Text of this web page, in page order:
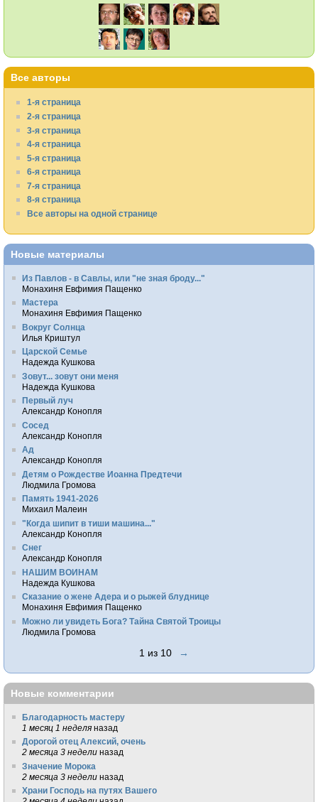
Все авторы
1-я страница
2-я страница
3-я страница
4-я страница
5-я страница
6-я страница
7-я страница
8-я страница
Все авторы на одной странице
Новые материалы
Из Павлов - в Савлы, или "не зная броду..."
Монахиня Евфимия Пащенко
Мастера
Монахиня Евфимия Пащенко
Вокруг Солнца
Илья Криштул
Царской Семье
Надежда Кушкова
Зовут... зовут они меня
Надежда Кушкова
Первый луч
Александр Конопля
Сосед
Александр Конопля
Ад
Александр Конопля
Детям о Рождестве Иоанна Предтечи
Людмила Громова
Память 1941-2026
Михаил Малеин
"Когда шипит в тиши машина..."
Александр Конопля
Снег
Александр Конопля
НАШИМ ВОИНАМ
Надежда Кушкова
Сказание о жене Адера и о рыжей блуднице
Монахиня Евфимия Пащенко
Можно ли увидеть Бога? Тайна Святой Троицы
Людмила Громова
1 из 10 →
Новые комментарии
Благодарность мастеру
1 месяц 1 неделя назад
Дорогой отец Алексий, очень
2 месяца 3 недели назад
Значение Морока
2 месяца 3 недели назад
Храни Господь на путях Вашего